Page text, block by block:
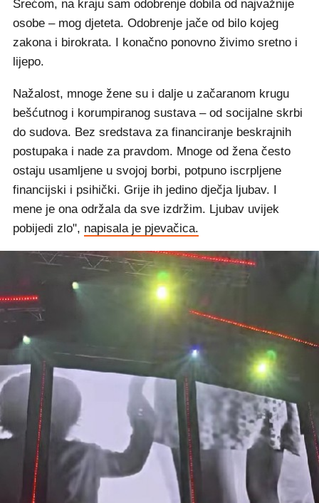
Srećom, na kraju sam odobrenje dobila od najvažnije
osobe – mog djeteta. Odobrenje jače od bilo kojeg
zakona i birokrata. I konačno ponovno živimo sretno i
lijepo.
Nažalost, mnoge žene su i dalje u začaranom krugu
bešćutnog i korumpiranog sustava – od socijalne skrbi
do sudova. Bez sredstava za financiranje beskrajnih
postupaka i nade za pravdom. Mnoge od žena često
ostaju usamljene u svojoj borbi, potpuno iscrpljene
financijski i psihički. Grije ih jedino dječja ljubav. I
mene je ona održala da sve izdržim. Ljubav uvijek
pobijedi zlo", napisala je pjevačica.